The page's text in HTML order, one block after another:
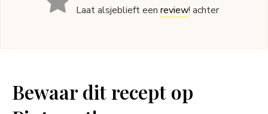
Laat alsjeblieft eenreview! achter
Bewaar dit recept op